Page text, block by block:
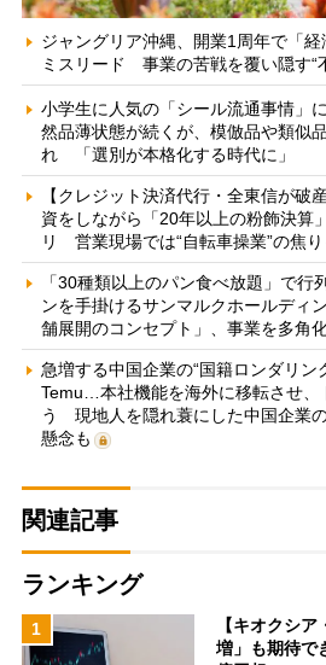
ジャングリア沖縄、開業1周年で「
ミスリード 事業の苦戦を覆い隠す“
小学生に人気の「シール流通事情」
然品薄状態が続くが、模倣品や類似
れ 「選別が本格化する時代に」
【クレジット決済代行・全東信が破
資をしながら「20年以上の粉飾決算
リ 営業現場では“自転車操業”の焦
「30種類以上のパン食べ放題」で行
ンを手掛けるサンマルクホールデ
舗展開のコンセプト」、事業を多角
急増する中国企業の“国籍ロンダリン
Temu…本社機能を海外に移転させ、
う 現地人を隠れ蓑にした中国企業
懸念も
関連記事
ランキング
1
【キオクシ
増」も期待で